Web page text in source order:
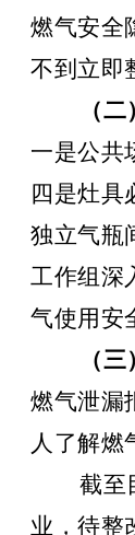
燃气安全
不到立即
（二
一是公共
四是灶具
独立气瓶
工作组深
气使用安
（三
燃气泄漏
人了解燃
截至
业，待整